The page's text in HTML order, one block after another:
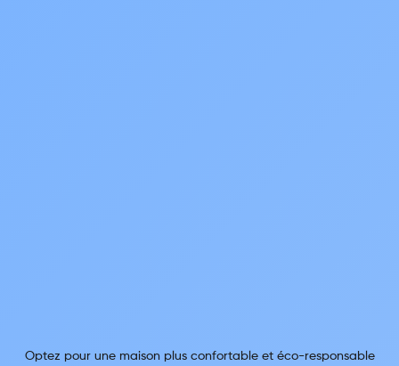
Optez pour une maison plus confortable et éco-responsable